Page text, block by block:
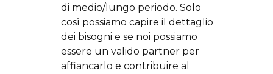
di medio/lungo periodo. Solo
così possiamo capire il dettaglio
dei bisogni e se noi possiamo
essere un valido partner per
affiancarlo e contribuire al